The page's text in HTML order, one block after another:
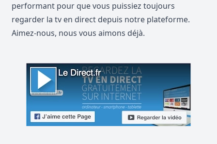
performant pour que vous puissiez toujours
regarder la tv en direct depuis notre plateforme.
Aimez-nous, nous vous aimons déjà.